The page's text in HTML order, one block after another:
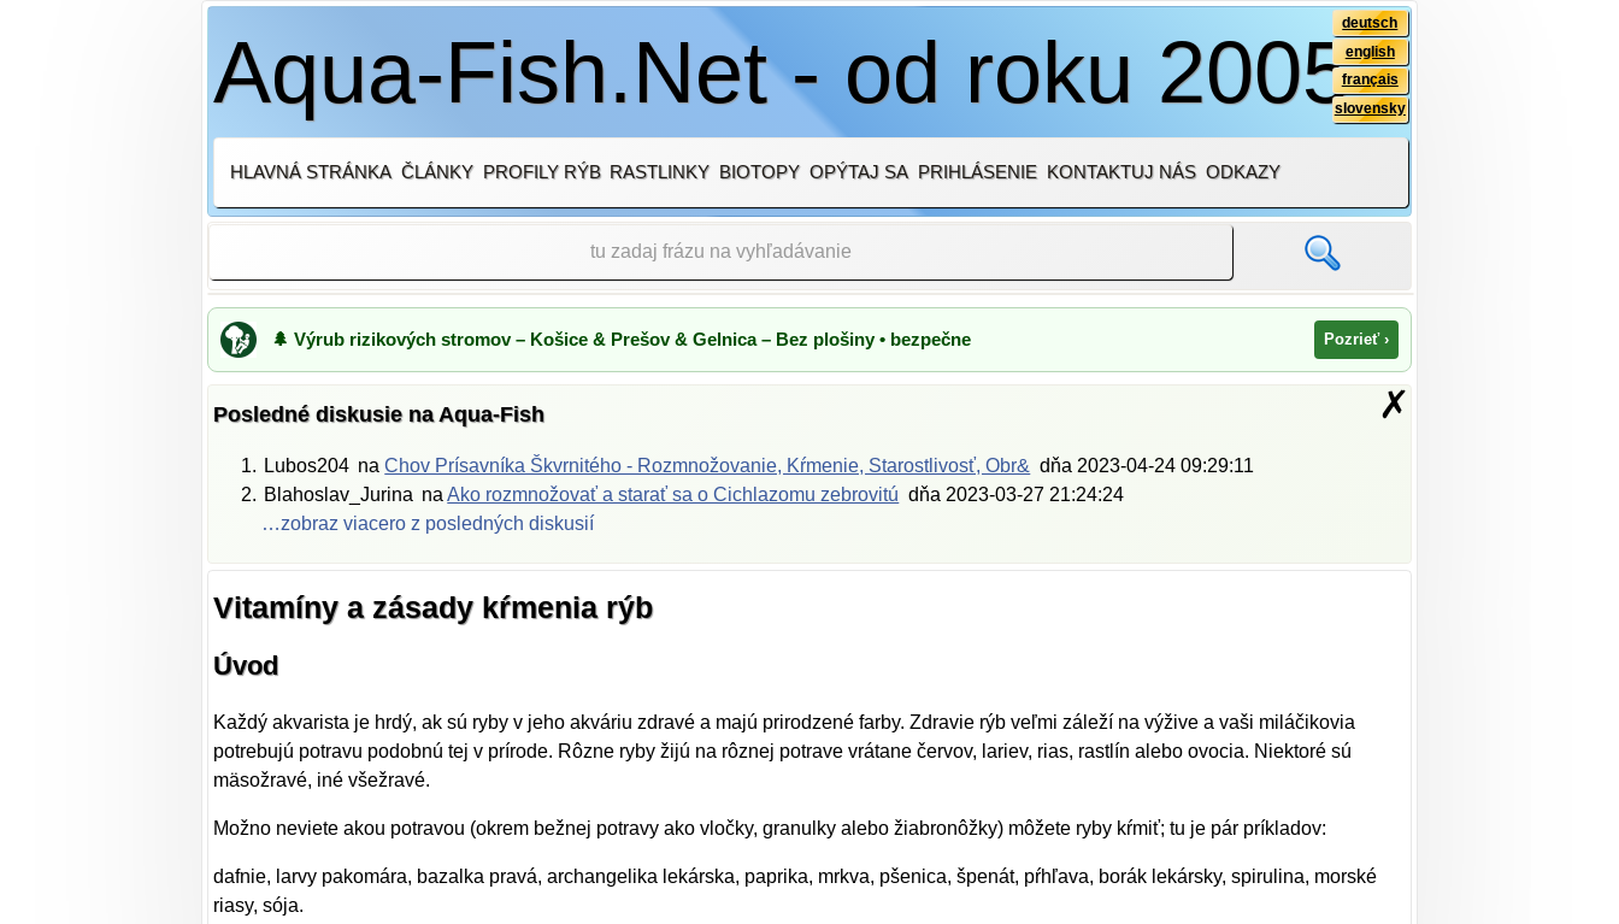
Aqua-Fish.Net - od roku 2005
deutsch
english
français
slovensky
HLAVNÁ STRÁNKA ČLÁNKY PROFILY RÝB RASTLINKY BIOTOPY OPÝTAJ SA PRIHLÁSENIE KONTAKTUJ NÁS ODKAZY
🌲 Výrub rizikových stromov – Košice & Prešov & Gelnica – Bez plošiny • bezpečne Pozrieť ›
Posledné diskusie na Aqua-Fish ✗
Lubos204 naChov Prísavníka Škvrnitého - Rozmnožovanie, Kŕmenie, Starostlivosť, Obr& dňa 2023-04-24 09:29:11
Blahoslav_Jurina naAko rozmnožovať a starať sa o Cichlazomu zebrovitú dňa 2023-03-27 21:24:24
…zobraz viacero z posledných diskusií
Vitamíny a zásady kŕmenia rýb
Úvod
Každý akvarista je hrdý, ak sú ryby v jeho akváriu zdravé a majú prirodzené farby. Zdravie rýb veľmi záleží na výžive a vaši miláčikovia
potrebujú potravu podobnú tej v prírode. Rôzne ryby žijú na rôznej potrave vrátane červov, lariev, rias, rastlín alebo ovocia. Niektoré sú
mäsožravé, iné všežravé.
Možno neviete akou potravou (okrem bežnej potravy ako vločky, granulky alebo žiabronôžky) môžete ryby kŕmiť; tu je pár príkladov:
dafnie, larvy pakomára, bazalka pravá, archangelika lekárska, paprika, mrkva, pšenica, špenát, pŕhľava, borák lekársky, spirulina, morské
riasy, sója.